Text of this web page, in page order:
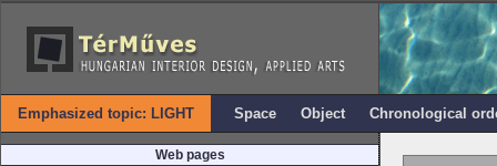
Emphasized topic: LIGHT Space Object Chronological
Web pages